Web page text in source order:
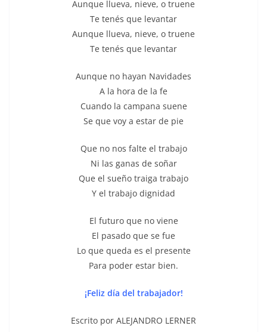
Aunque llueva, nieve, o truene
Te tenés que levantar
Aunque llueva, nieve, o truene
Te tenés que levantar
Aunque no hayan Navidades
A la hora de la fe
Cuando la campana suene
Se que voy a estar de pie
Que no nos falte el trabajo
Ni las ganas de soñar
Que el sueño traiga trabajo
Y el trabajo dignidad
El futuro que no viene
El pasado que se fue
Lo que queda es el presente
Para poder estar bien.
¡Feliz día del trabajador!
Escrito por ALEJANDRO LERNER